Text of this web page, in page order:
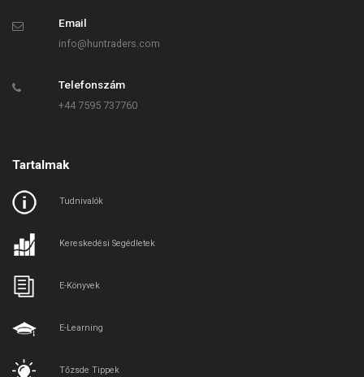
Email
info@huntraders.com
Telefonszám
+44 7595 737760
Tartalmak
Tudnivalók
Kereskedési Segédletek
E-Könyvek
E-Learning
Tőzsde Tippek